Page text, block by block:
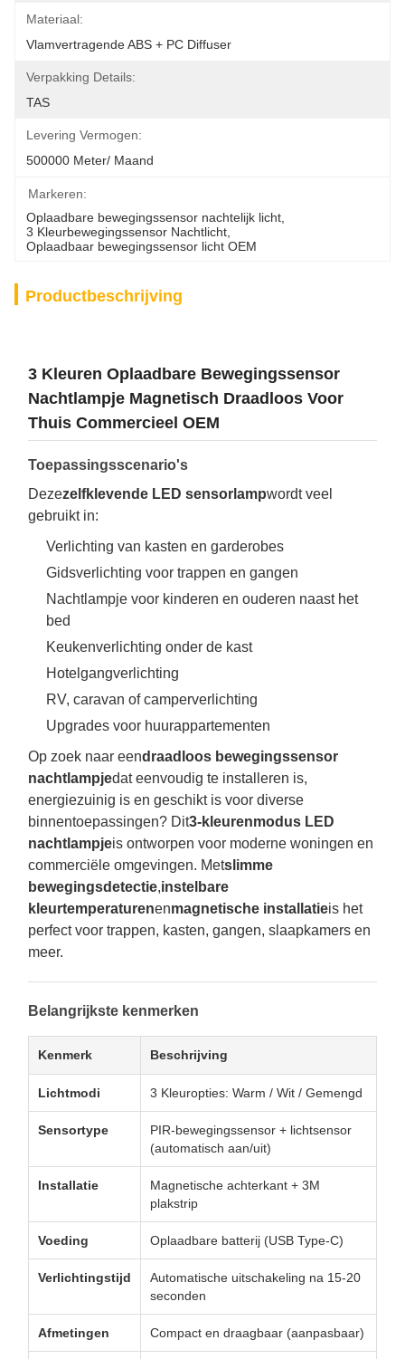
Materiaal:
Vlamvertragende ABS + PC Diffuser
Verpakking Details:
TAS
Levering Vermogen:
500000 Meter/ Maand
Markeren:
Oplaadbare bewegingssensor nachtelijk licht
3 Kleurbewegingssensor Nachtlicht
Oplaadbaar bewegingssensor licht OEM
Productbeschrijving
3 Kleuren Oplaadbare Bewegingssensor
Nachtlampje Magnetisch Draadloos Voor
Thuis Commercieel OEM
Toepassingsscenario's
Dezezelfklevende LED sensorlampwordt veel
gebruikt in:
Verlichting van kasten en garderobes
Gidsverlichting voor trappen en gangen
Nachtlampje voor kinderen en ouderen naast het
bed
Keukenverlichting onder de kast
Hotelgangverlichting
RV, caravan of camperverlichting
Upgrades voor huurappartementen
Op zoek naar eendraadloos bewegingssensor
nachtlampjedat eenvoudig te installeren is,
energiezuinig is en geschikt is voor diverse
binnentoepassingen? Dit3-kleurenmodus LED
nachtlampjeis ontworpen voor moderne woningen en
commerciële omgevingen. Metslimme
bewegingsdetectie,instelbare
kleurtemperaturenenmagnetische installatieis het
perfect voor trappen, kasten, gangen, slaapkamers en
meer.
Belangrijkste kenmerken
Kenmerk Beschrijving
Lichtmodi 3 Kleuropties: Warm / Wit / Gemengd
Sensortype
PIR-bewegingssensor + lichtsensor
(automatisch aan/uit)
Installatie
Magnetische achterkant + 3M
plakstrip
Voeding Oplaadbare batterij (USB Type-C)
Verlichtingstijd
Automatische uitschakeling na 15-20
seconden
Afmetingen Compact en draagbaar (aanpasbaar)